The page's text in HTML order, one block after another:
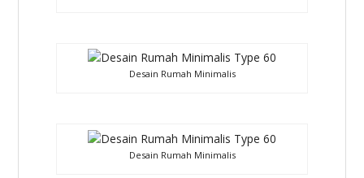
Desain Rumah Minimalis
Desain Rumah Minimalis